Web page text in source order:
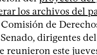
los archivos del
de
dirigentes
reunieron este